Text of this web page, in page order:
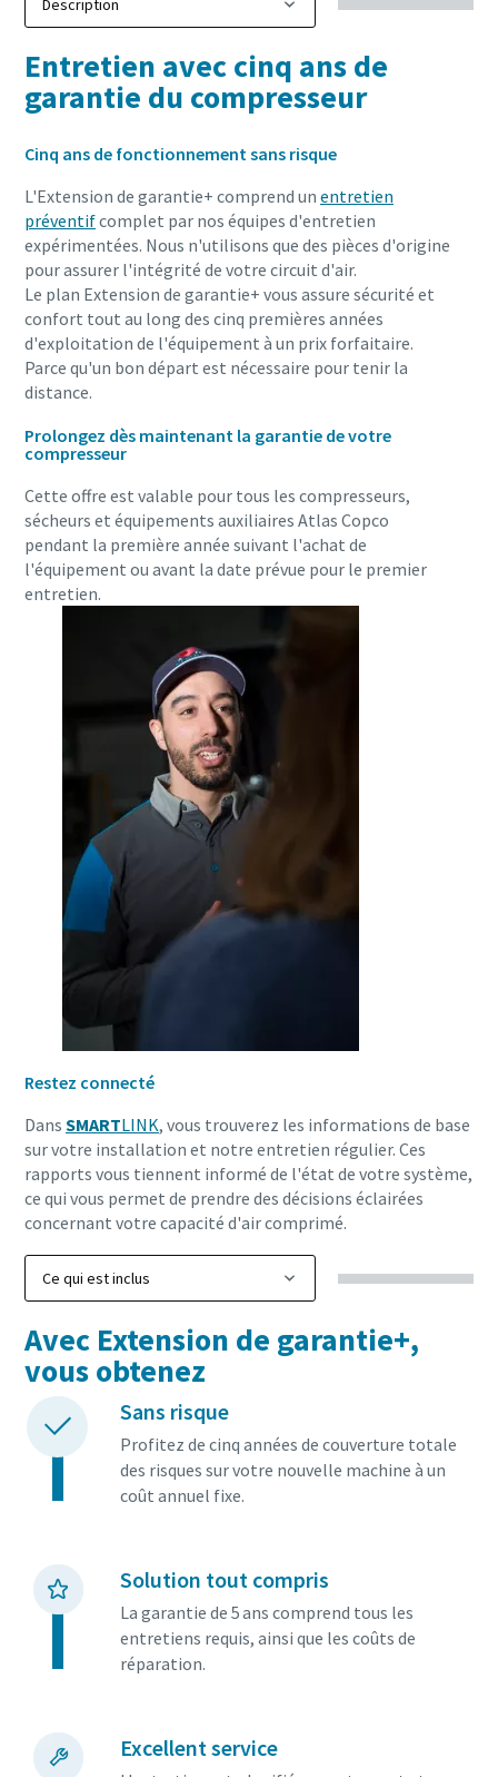
10 étapes pour une production éco-responsable
et plus efficace
Réduction des émissions de carbone pour une production
éco-responsable - Tout ce que vous devez savoir
En savoir plus
Tout ce que vous devez savoir sur votre
processus de transport pneumatique
Découvrez comment créer un processus de transport
pneumatique plus efficace.
En savoir plus
Entretien avec cinq ans de
garantie du compresseur
Cinq ans de fonctionnement sans risque
L'Extension de garantie+ comprend un entretien
préventifcomplet par nos équipes d'entretien
expérimentées. Nous n'utilisons que des pièces d'origine
pour assurer l'intégrité de votre circuit d'air.
Le plan Extension de garantie+ vous assure sécurité et
confort tout au long des cinq premières années
d'exploitation de l'équipement à un prix forfaitaire.
Parce qu'un bon départ est nécessaire pour tenir la
distance.
Prolongez dès maintenant la garantie de votre
compresseur
Cette offre est valable pour tous les compresseurs,
sécheurs et équipements auxiliaires Atlas Copco
pendant la première année suivant l'achat de
l'équipement ou avant la date prévue pour le premier
entretien.
Restez connecté
Dans SMARTLINK, vous trouverez les informations de base
sur votre installation et notre entretien régulier. Ces
rapports vous tiennent informé de l'état de votre système,
ce qui vous permet de prendre des décisions éclairées
concernant votre capacité d'air comprimé.
Avec Extension de garantie+,
vous obtenez
Sans risque
Profitez de cinq années de couverture totale
des risques sur votre nouvelle machine à un
coût annuel fixe.
Solution tout compris
La garantie de 5 ans comprend tous les
entretiens requis, ainsi que les coûts de
réparation.
Excellent service